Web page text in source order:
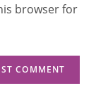
browser for